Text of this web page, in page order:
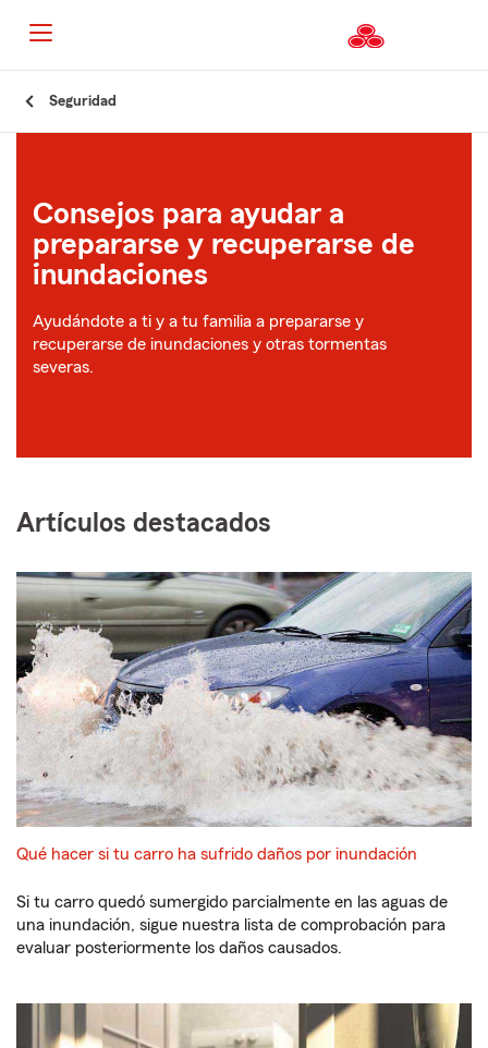
Seguridad
Consejos para ayudar a
prepararse y recuperarse de
inundaciones
Ayudándote a ti y a tu familia a prepararse y
recuperarse de inundaciones y otras tormentas
severas.
Artículos destacados
Qué hacer si tu carro ha sufrido daños por inundación
Si tu carro quedó sumergido parcialmente en las aguas de
una inundación, sigue nuestra lista de comprobación para
evaluar posteriormente los daños causados.